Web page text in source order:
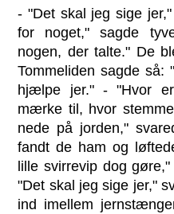
- "Det skal jeg sige
for noget," sagde
nogen, der talte." De
Tommeliden sagde så:
hjælpe jer." - "Hvor
mærke til, hvor
nede på jorden,"
fandt de ham og
lille svirrevip dog
"Det skal jeg sige jer,"
ind imellem